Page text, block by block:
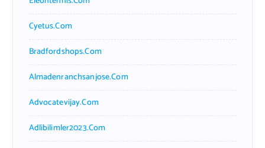
Cyetus.com
Bradfordshops.com
Almadenranchsanjose.com
Advocatevijay.com
Adlibilimler2023.com